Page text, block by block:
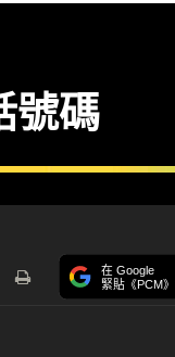
號碼
在 Google
緊貼《PCM